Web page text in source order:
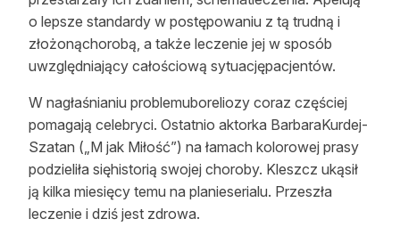
o lepsze standardy w postępowaniu z tą trudną i
złożonąchorobą, a także leczenie jej w sposób
uwzględniający całościową sytuacjępacjentów.
W nagłaśnianiu problemuboreliozy coraz częściej
pomagają celebryci. Ostatnio aktorka BarbaraKurdej-
Szatan („M jak Miłość”) na łamach kolorowej prasy
podzieliła sięhistorią swojej choroby. Kleszcz ukąsił
ją kilka miesięcy temu na planieserialu. Przeszła
leczenie i dziś jest zdrowa.